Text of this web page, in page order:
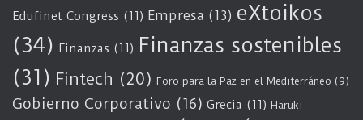
Edufinet Congress (11) Empresa (13) eXtoikos
(34) Finanzas (11) Finanzas sostenibles
(31) Fintech (20) Foro para la Paz en el Mediterráneo (9)
Gobierno Corporativo (16) Grecia (11) Haruki